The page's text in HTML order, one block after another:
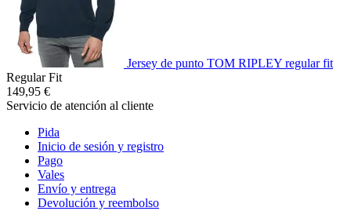
Jersey de punto TOM RIPLEY regular fit
Regular Fit
149,95 €
Servicio de atención al cliente
Pida
Inicio de sesión y registro
Pago
Vales
Envío y entrega
Devolución y reembolso